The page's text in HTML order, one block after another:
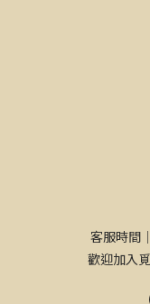
客服時間
歡迎加入